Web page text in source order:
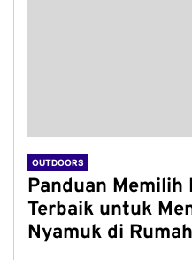
OUTDOORS
Panduan Memilih
Terbaik untuk
Nyamuk di Rumah